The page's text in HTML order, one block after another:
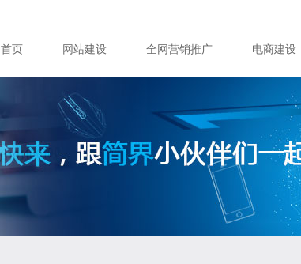
首页 网站建设 全网营销推广 电商建设